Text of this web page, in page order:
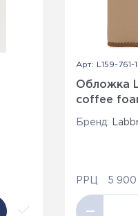
Арт: L159-761-1
Обложка
coffee
Бренд:
РРЦ 5 900